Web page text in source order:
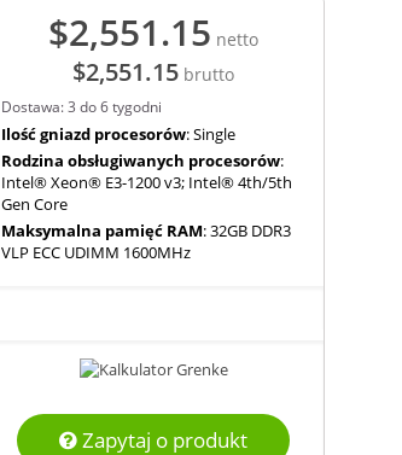
$2,551.15 netto
$2,551.15 brutto
Dostawa: 3 do 6 tygodni
Ilość gniazd procesorów: Single
Rodzina obsługiwanych procesorów:
Intel® Xeon® E3-1200 v3; Intel® 4th/5th
Gen Core
Maksymalna pamięć RAM: 32GB DDR3
VLP ECC UDIMM 1600MHz
Zapytaj o produkt